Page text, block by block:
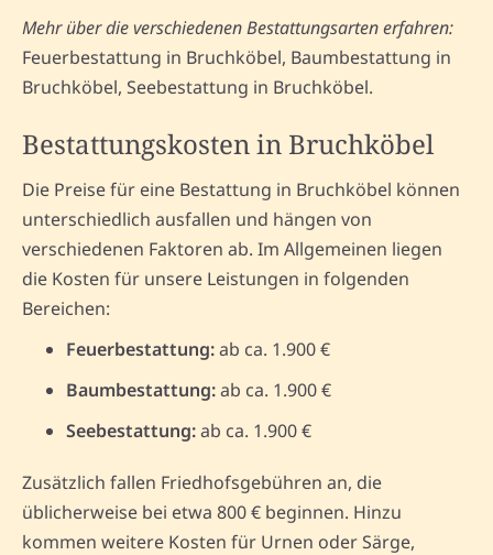
Mehr über die verschiedenen Bestattungsarten erfahren:
Feuerbestattung in Bruchköbel, Baumbestattung in
Bruchköbel, Seebestattung in Bruchköbel.
Bestattungskosten in Bruchköbel
Die Preise für eine Bestattung in Bruchköbel können
unterschiedlich ausfallen und hängen von
verschiedenen Faktoren ab. Im Allgemeinen liegen
die Kosten für unsere Leistungen in folgenden
Bereichen:
Feuerbestattung:ab ca. 1.900 €
Baumbestattung:ab ca. 1.900 €
Seebestattung:ab ca. 1.900 €
Zusätzlich fallen Friedhofsgebühren an, die
üblicherweise bei etwa 800 € beginnen. Hinzu
kommen weitere Kosten für Urnen oder Särge,